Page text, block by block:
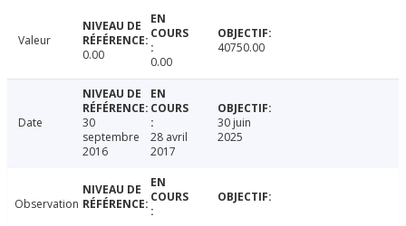
Valeur
0.00
0.00
40750.00
Date
30
septembre
2016
28 avril
2017
30 juin
2025
Observation